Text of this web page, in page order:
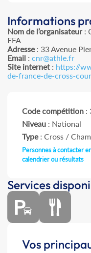
Informations
Nom de l’organisateur:
FFA
Adresse: 33 Avenue
Email : cnr@athle.fr
Site internet : https://
de-france-de-cross-
Code compétition :
Niveau : National
Type: Cross /
Personnes à contacter
calendrier ou résultats
Services
Vos